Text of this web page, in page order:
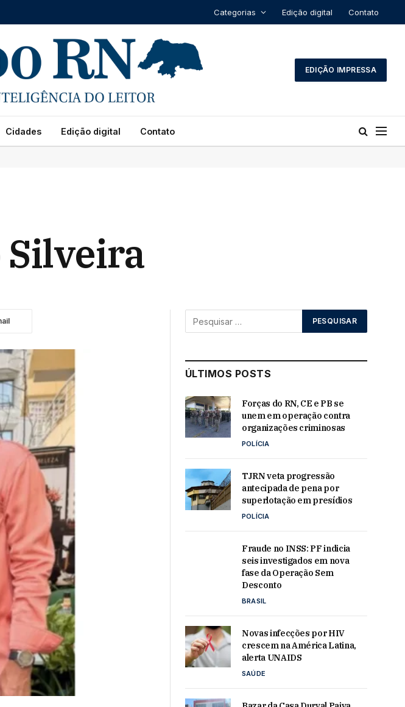
Categorias Edição digital Contato
EDIÇÃO IMPRESSA
Cidades Edição digital Contato
ÚLTIMOS POSTS
Forças do RN, CE e PB se
unem em operação contra
organizações criminosas
POLÍCIA
TJRN veta progressão
antecipada de pena por
superlotação em presídios
POLÍCIA
Fraude no INSS: PF indicia
seis investigados em nova
fase da Operação Sem
Desconto
BRASIL
Novas infecções por HIV
crescem na América Latina,
alerta UNAIDS
SAÚDE